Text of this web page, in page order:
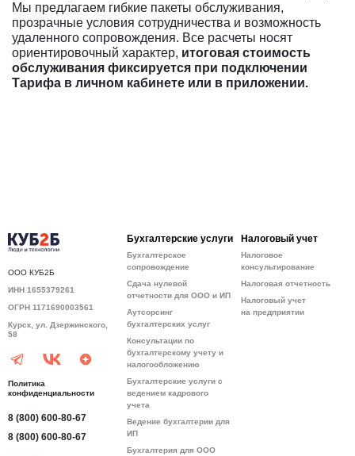
Мы предлагаем гибкие пакеты обслуживания,
прозрачные условия сотрудничества и возможность
удаленного сопровождения. Все расчеты носят
ориентировочный характер, итоговая стоимость
обслуживания фиксируется при подключении
Тарифа в личном кабинете или в приложении.
ООО КУБ2Б
ИНН 1655379261
ОГРН 1171690003561
Курск, ул. Дзержинского,
58
Политика
конфиденциальности
8 (800) 600-80-67
8 (800) 600-80-67
Бухгалтерские услуги
Бухгалтерское
сопровождение
Сдача нулевой
отчетности для ООО и ИП
Аутсорсинг
бухгалтерских услуг
Консультации по
бухгалтерскому учету и
налогообложению
Бухгалтерские услуги с
ведением кадрового
учета
Ведение бухгалтерии для
ИП
Бухгалтерия для ООО
Налоговый учет
Налоговое
консультирование
Налоговая отчетность
Налоговый учет
на предприятии